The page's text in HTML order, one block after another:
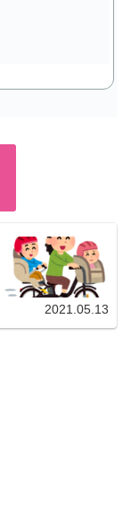
2021.05.13